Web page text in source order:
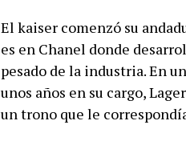
El kaiser comenzó su
es en Chanel donde
pesado de la industria. En
unos años en su cargo,
un trono que le